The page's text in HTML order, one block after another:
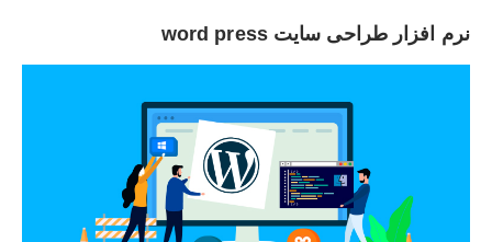
نرم افزار طراحی سایت word press